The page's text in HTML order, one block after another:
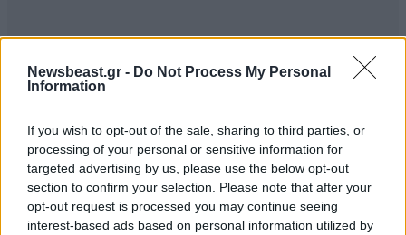
Newsbeast.gr - Do Not Process My Personal
Information
If you wish to opt-out of the sale, sharing to third parties, or
processing of your personal or sensitive information for
targeted advertising by us, please use the below opt-out
section to confirm your selection. Please note that after your
opt-out request is processed you may continue seeing
interest-based ads based on personal information utilized by